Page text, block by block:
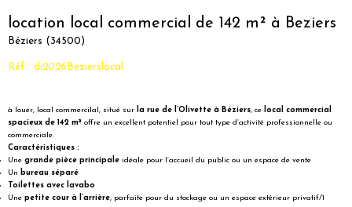
location local commercial de 142 m² à Beziers
Béziers (34500)
Réf : di2026Bezierslocal
à louer, local commercilal, situé sur la rue de l’Olivette à Béziers , ce
local commercial
spacieux de 142 m² offre un excellent potentiel pour tout type d’activité professionnelle ou
commerciale.
Caractéristiques :
Une grande pièce principale idéale pour l’accueil du public ou un espace de vente
Un
bureau séparé
Toilettes avec lavabo
Une petite cour à l’arrière , parfaite pour du stockage ou un espace extérieur privatif/1